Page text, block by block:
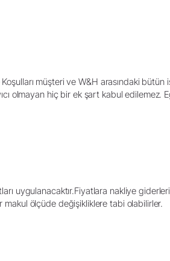
müşteri ve W&H arasındaki
olmayan hiç bir ek şart kabul
uygulanacaktır.Fiyatlara nakliye
makul ölçüde değişikliklere tabi olabilirler.